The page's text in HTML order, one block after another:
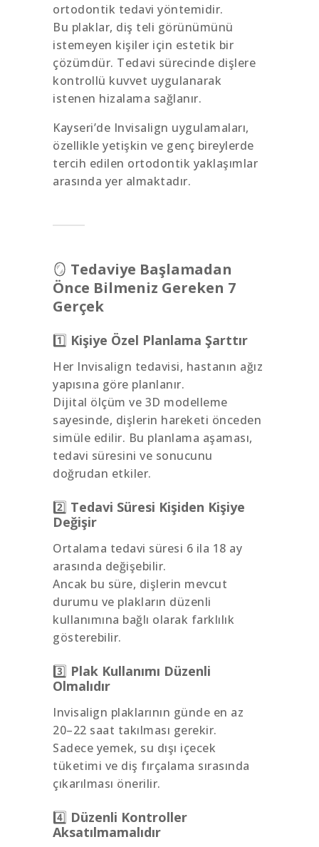
ortodontik tedavi yöntemidir.
Bu plaklar, diş teli görünümünü
istemeyen kişiler için estetik bir
çözümdür. Tedavi sürecinde dişlere
kontrollü kuvvet uygulanarak
istenen hizalama sağlanır.
Kayseri’de Invisalign uygulamaları,
özellikle yetişkin ve genç bireylerde
tercih edilen ortodontik yaklaşımlar
arasında yer almaktadır.
🪞 Tedaviye Başlamadan
Önce Bilmeniz Gereken 7
Gerçek
1️⃣ Kişiye Özel Planlama Şarttır
Her Invisalign tedavisi, hastanın ağız
yapısına göre planlanır.
Dijital ölçüm ve 3D modelleme
sayesinde, dişlerin hareketi önceden
simüle edilir. Bu planlama aşaması,
tedavi süresini ve sonucunu
doğrudan etkiler.
2️⃣ Tedavi Süresi Kişiden Kişiye
Değişir
Ortalama tedavi süresi 6 ila 18 ay
arasında değişebilir.
Ancak bu süre, dişlerin mevcut
durumu ve plakların düzenli
kullanımına bağlı olarak farklılık
gösterebilir.
3️⃣ Plak Kullanımı Düzenli
Olmalıdır
Invisalign plaklarının günde en az
20–22 saat takılması gerekir.
Sadece yemek, su dışı içecek
tüketimi ve diş fırçalama sırasında
çıkarılması önerilir.
4️⃣ Düzenli Kontroller
Aksatılmamalıdır